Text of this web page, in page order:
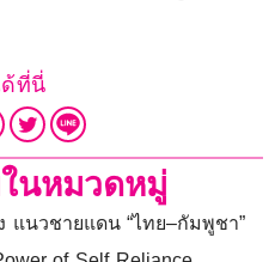
ที่นี่
นหมวดหมู่
แนวชายแดน “ไทย–กัมพูชา”